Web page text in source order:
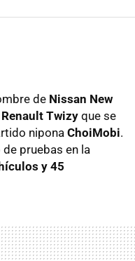
de Nissan New
Renault Twizy que se
niponaChoiMobi.
pruebas en la
y 45